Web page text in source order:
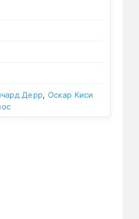
Дерр, Оскар Киси